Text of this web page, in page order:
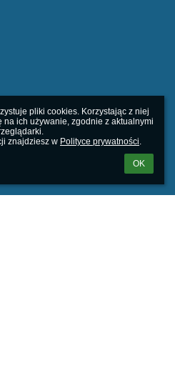
pliki cookies. Korzystając z niej
na ich używanie, zgodnie z aktualnymi
znajdziesz w Polityce prywatności.
OK